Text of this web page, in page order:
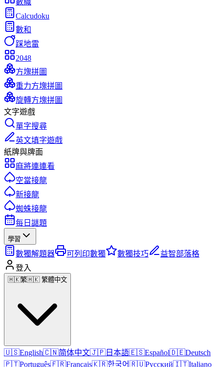
數織
Calcudoku
數和
踩地雷
2048
方塊拼圖
重力方塊拼圖
旋轉方塊拼圖
文字遊戲
單字搜尋
英文填字遊戲
紙牌與牌面
麻將連連看
空當接龍
新接龍
蜘蛛接龍
每日謎題
學習
數獨解題器 可列印數獨 數獨技巧
益智部落格
登入
🇭🇰繁🇭🇰 繁體中文
🇺🇸English🇨🇳简体中文🇯🇵 日本語🇪🇸Español🇩🇪Deutsch
🇵🇹Português🇫🇷Français🇰🇷한국어🇷🇺Русский🇮🇹Italiano